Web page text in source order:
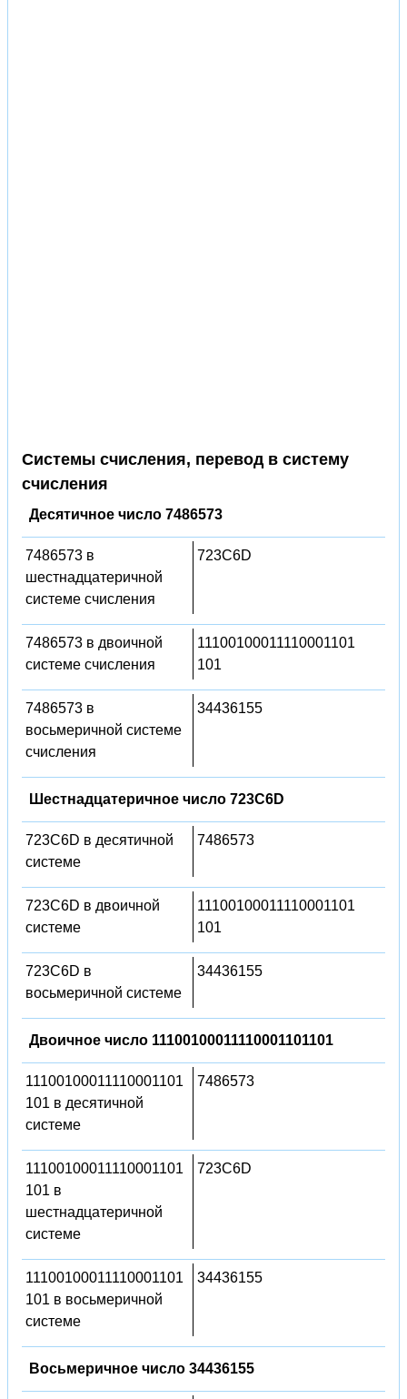
Системы счисления, перевод в систему
счисления
Десятичное число 7486573
7486573 в
шестнадцатеричной
системе счисления
723C6D
7486573 в двоичной
системе счисления
11100100011110001101
101
7486573 в
восьмеричной системе
счисления
34436155
Шестнадцатеричное число 723C6D
723C6D в десятичной
системе
7486573
723C6D в двоичной
системе
11100100011110001101
101
723C6D в
восьмеричной системе
34436155
Двоичное число 11100100011110001101101
11100100011110001101
101 в десятичной
системе
7486573
11100100011110001101
101 в
шестнадцатеричной
системе
723C6D
11100100011110001101
101 в восьмеричной
системе
34436155
Восьмеричное число 34436155